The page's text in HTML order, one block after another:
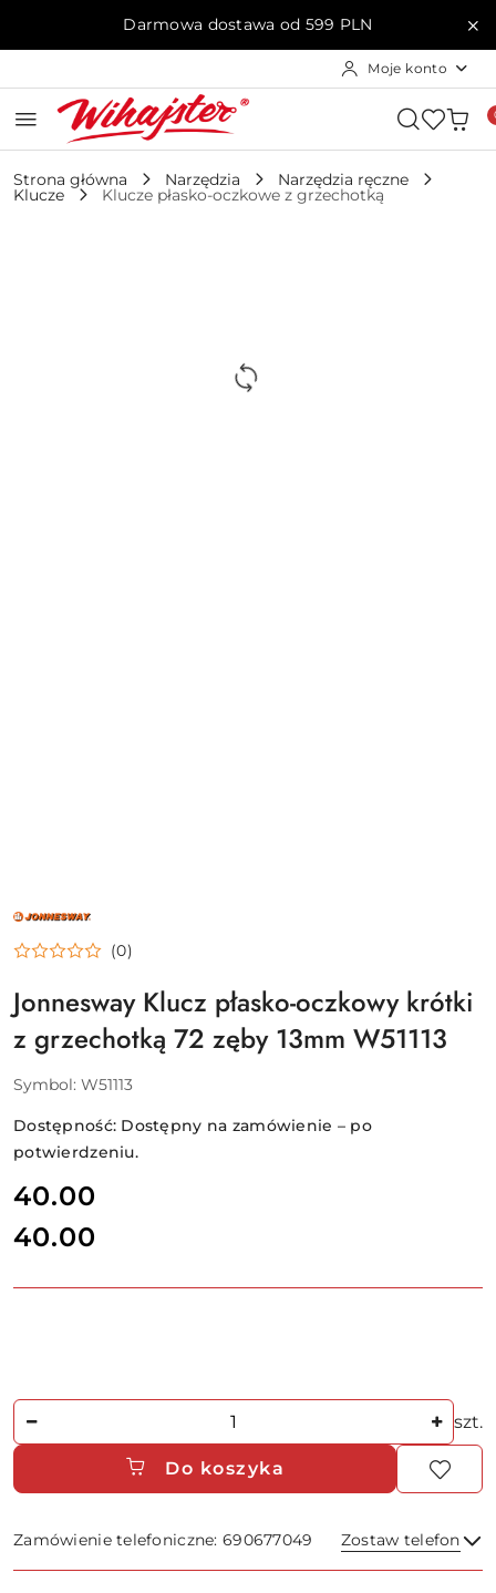
Przejdź do treści głównej
Przejdź do wyszukiwarki
Przejdź do moje konto
Przejdź do menu głównego
Przejdź do opisu produktu
Przejdź do stopkiDarmowa dostawa od 599 PLN
Moje konto
Strona główna Narzędzia Narzędzia ręczne
Klucze Klucze płasko-oczkowe z grzechotką
NAZWA
PRODUCENTA:
JONNESWAY
(0)
Jonnesway Klucz płasko-oczkowy krótki
z grzechotką 72 zęby 13mm W51113
Symbol: W51113
Dostępność: Dostępny na zamówienie – po
potwierdzeniu.
cena:
40.00
Cena:
40.00
szt.
Do koszyka
Zamówienie telefoniczne: 690677049 Zostaw telefon